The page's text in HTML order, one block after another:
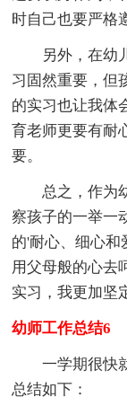
时自己也要严格
另外，在幼儿
习固然重要，但
的实习也让我体
育老师更要有耐
要。
总之，作为幼
察孩子的一举一
的'耐心、细心和
用父母般的心去
实习，我更加坚
幼师工作总结6
一学期很快就
总结如下：